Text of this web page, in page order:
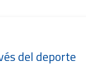
del deporte